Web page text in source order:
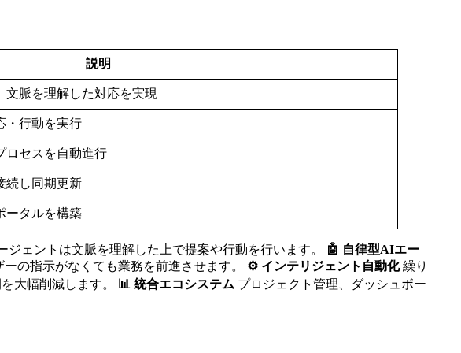
説明
文脈を理解した対応を実現
・行動を実行
ロセスを自動進行
続し同期更新
ータルを構築
ェントは文脈を理解した上で提案や行動を行います。
🤖 自律型AIエー
の指示がなくても業務を前進させます。 ⚙️ インテリジェント自動化繰り
大幅削減します。
📊 統合エコシステム プロジェクト管理、ダッシュボー